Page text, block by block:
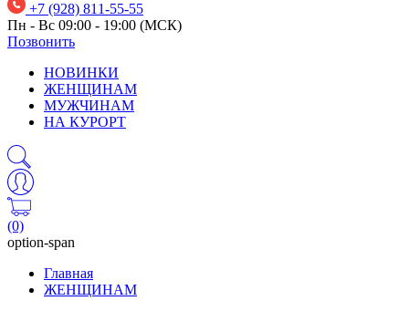
+7 (928) 811-55-55
Пн - Вс 09:00 - 19:00 (МСК)
Позвонить
НОВИНКИ
ЖЕНЩИНАМ
МУЖЧИНАМ
НА КУРОРТ
(0)
option-span
Главная
ЖЕНЩИНАМ